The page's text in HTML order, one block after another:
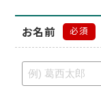
お名前 必須